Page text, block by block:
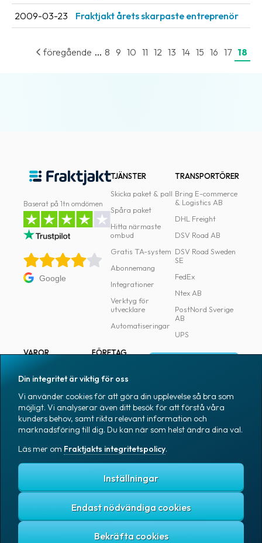
2009-03-23 Fraktjakt årets skarpaste entreprenör
föregående ... 8 9 10 11 12 13 14 15 16 17 18
Baserat på 1tn omdömen
Google
TJÄNSTER
Skicka paket & pall
Spåra paket
Hitta närmaste
ombud
Gratis TA-system
Abonnemang
Integrationer
Verktyg för
utvecklare
Automatiseringar
TRANSPORTÖRER
Bring E-commerce
& Logistics AB
DHL Freight
DSV Road AB
DSV Road Sweden
SE
FedEx
Ntex AB
PostNord Sverige
AB
UPS
VAROR
Märkning
Emballage
Emballagetillbehör
Kontorsvaror
FÖRETAG
Pressrum
Medarbetare
Jobb & karriär
Nyhetsarkiv
Blogg
Skapa konto
Fraktjakts integritetspolicy
Allmänna villkor
Copyright © 2007 – 2026 Fraktjakt AB. All rights reserved.
Din integritet är viktig för oss
Vi använder cookies för att göra din upplevelse så bra som
möjligt. Vi analyserar även ditt besök för att förstå våra
kunders behov, samt rikta relevant information och
marknadsföring till dig. Du kan när som helst ändra dina val.
Läs mer om Fraktjakts integritetspolicy.
Inställningar
Endast nödvändiga cookies